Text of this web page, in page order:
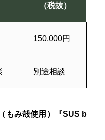
（税抜）
150,000円
別途相談
もみ殻使用）『SUS b